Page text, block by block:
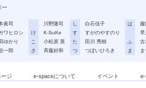
ー
眞司
ワヒロシ
ゆかり
一郎
川野隆司
け
K-SuKe
こ
小松原 英
さ
斉藤好和
し
白石佳子
す
すがのやすのり
た
田川 秀樹
つ
つぼいひろき
は
早
ふ
古
ま
ージ e-spaceについて イベント